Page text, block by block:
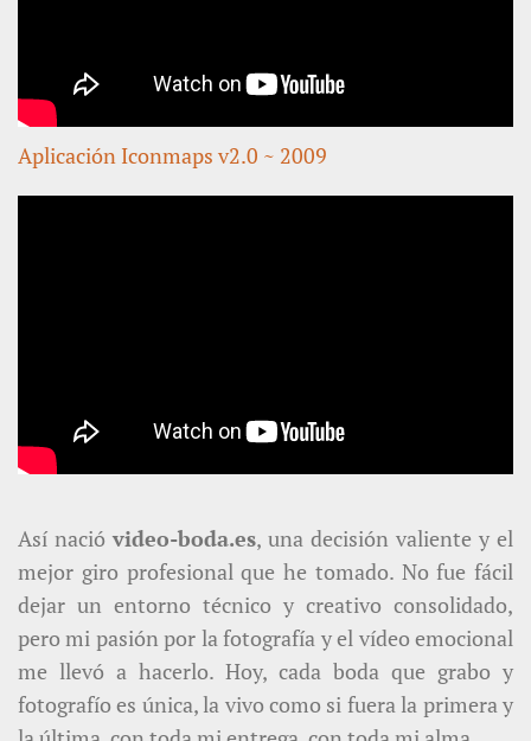
Aplicación Iconmaps v2.0 ~ 2009
Así nació video-boda.es, una decisión valiente y el
mejor giro profesional que he tomado. No fue fácil
dejar un entorno técnico y creativo consolidado,
pero mi pasión por la fotografía y el vídeo emocional
me llevó a hacerlo. Hoy, cada boda que grabo y
fotografío es única, la vivo como si fuera la primera y